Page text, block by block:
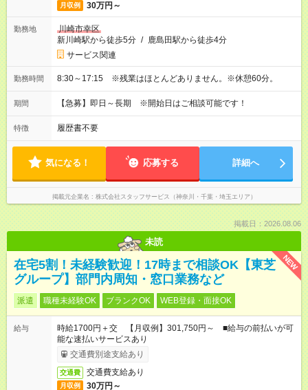
月収例 30万円～
勤務地
川崎市幸区
新川崎駅から徒歩5分 / 鹿島田駅から徒歩4分
サービス関連
勤務時間 8:30～17:15 ※残業はほとんどありません。※休憩60分。
期間 【急募】即日～長期 ※開始日はご相談可能です！
特徴 履歴書不要
気になる！ 応募する 詳細へ
掲載元企業名 株式会社スタッフサービス（神奈川・千葉・埼玉エリア）
掲載日：2026.08.06
未読
NEW
在宅5割！未経験歓迎！17時まで相談OK【東芝
グループ】部門内周知・窓口業務など
派遣 職種未経験OK ブランクOK WEB登録・面接OK
給与
時給1700円＋交 【月収例】301,750円～ ■給与の前払いが可
能な速払いサービスあり
交通費別途支給あり
交通費 交通費支給あり
月収例 30万円～